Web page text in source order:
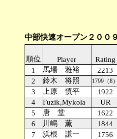
中部快速オープン２０
順位 Player Rating
1
馬場 雅裕 2213
2
鈴木 将照 1799（8）
3
上原 慎平 1922
4
Fuzik,Mykola UR
5 唐 堂 1622
6
川嶋 薫 1844
7
浜根 謙一 1756